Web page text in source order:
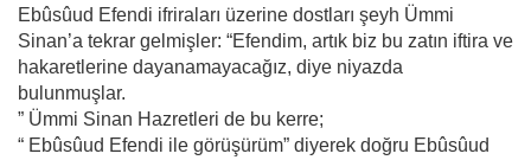
Ebûsûud Efendi ifriraları üzerine dostları şeyh Ümmi
Sinan’a tekrar gelmişler: “Efendim, artık biz bu zatın iftira ve
hakaretlerine dayanamayacağız, diye niyazda
bulunmuşlar.
” Ümmi Sinan Hazretleri de bu kerre;
“ Ebûsûud Efendi ile görüşürüm” diyerek doğru Ebûsûud